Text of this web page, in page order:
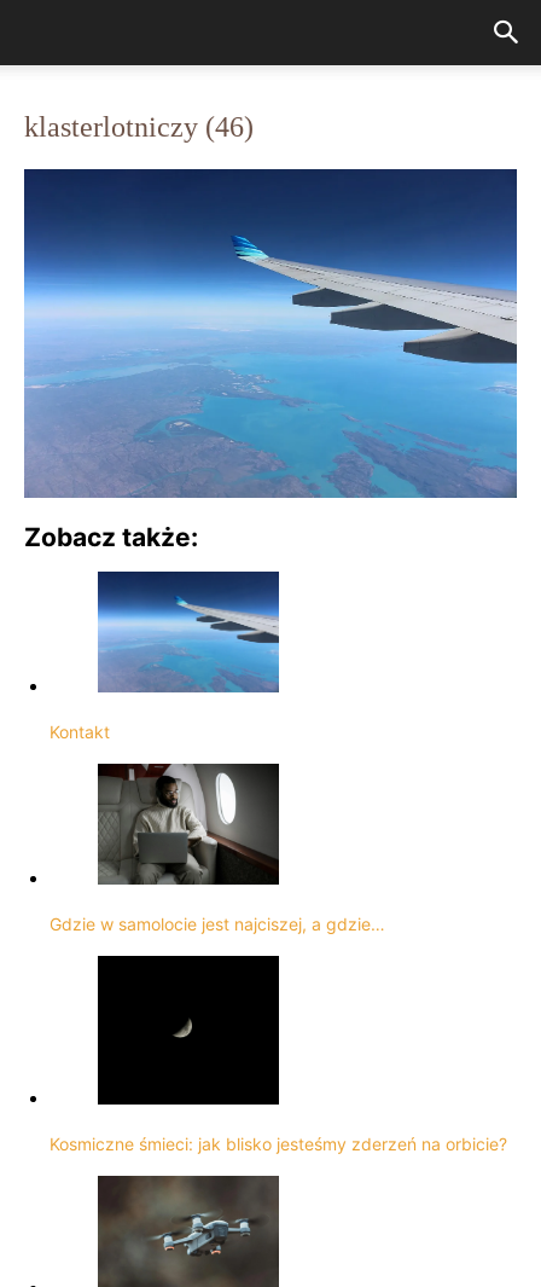
klasterlotniczy (46)
Zobacz także:
Kontakt
Gdzie w samolocie jest najciszej, a gdzie…
Kosmiczne śmieci: jak blisko jesteśmy zderzeń na orbicie?